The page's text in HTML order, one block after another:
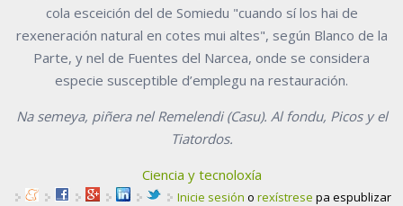
cola esceición del de Somiedu "cuando sí los hai de
rexeneración natural en cotes mui altes", según Blanco de la
Parte, y nel de Fuentes del Narcea, onde se considera
especie susceptible d’emplegu na restauración.
Na semeya, piñera nel Remelendi (Casu). Al fondu, Picos y el
Tiatordos.
Ciencia y tecnoloxía
Inicie sesión o rexístrese pa espublizar